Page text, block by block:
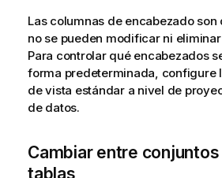
Las columnas de encabezado
no se pueden modificar ni
Para controlar qué encabezados
forma predeterminada, configure
de vista estándar a nivel de
de datos.
Cambiar entre
tablas